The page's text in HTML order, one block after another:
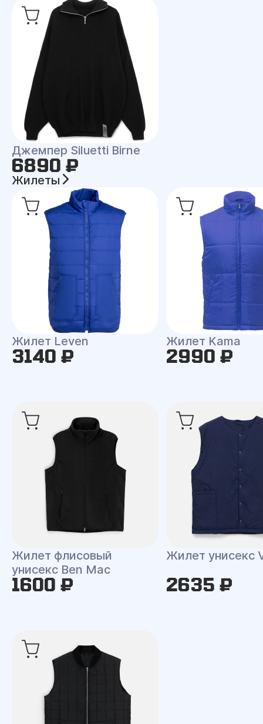
Джемпер Siluetti Birne
6890 ₽
Жилеты
Жилет Leven
3140 ₽
Жилет Kama
2990 ₽
Жилет флисовый
унисекс Ben Mac
1600 ₽
Жилет унисекс
2635 ₽